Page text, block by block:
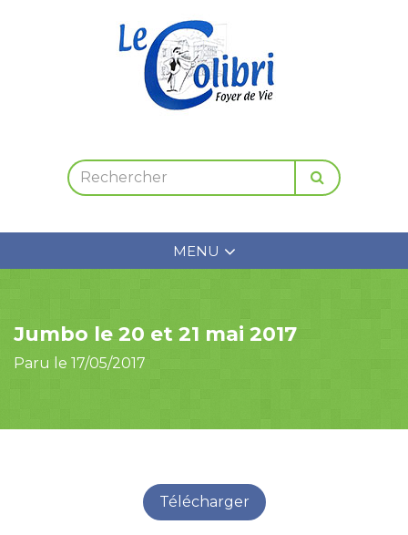
MENU
Jumbo le 20 et 21 mai 2017
Paru le 17/05/2017
Télécharger